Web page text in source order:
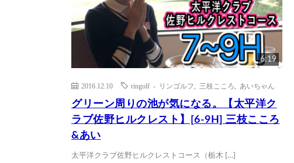
6:19
2016.12.10 ringolf - リンゴルフ 三枝こころ あいちゃん
グリーン周りの池が気になる。【太平洋ク
ラブ佐野ヒルクレスト】[6-9H] 三枝こころ
&あい
太平洋クラブ佐野ヒルクレストコース（栃木 […]